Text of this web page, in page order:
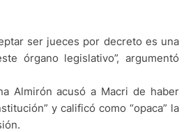
ser jueces por decreto es una
órgano legislativo”, argumentó
Almirón acusó a Macri de haber
y calificó como “opaca” la